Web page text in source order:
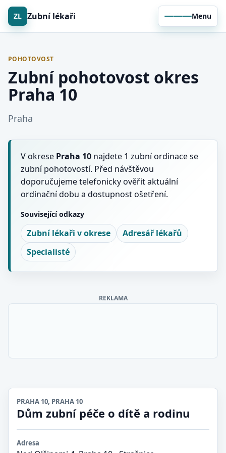
ZL Zubní lékaři Menu
POHOTOVOST
Zubní pohotovost okres
Praha 10
Praha
V okrese Praha 10 najdete 1 zubní ordinace se
zubní pohotovostí. Před návštěvou
doporučujeme telefonicky ověřit aktuální
ordinační dobu a dostupnost ošetření.
Související odkazy
Zubní lékaři v okrese
Adresář lékařů
Specialisté
REKLAMA
PRAHA 10, PRAHA 10
Dům zubní péče o dítě a rodinu
Adresa